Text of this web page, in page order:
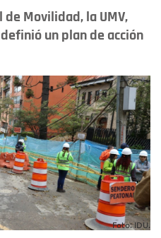
Movilidad, la UMV,
definió un plan de acción
Foto: IDU.